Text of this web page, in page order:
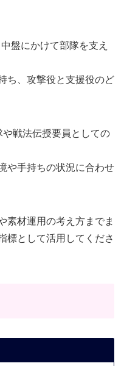
盤にかけて部隊を支え
ち、攻撃役と支援役のど
戦法伝授要員としての
や手持ちの状況に合わせ
素材運用の考え方までま
標として活用してくださ